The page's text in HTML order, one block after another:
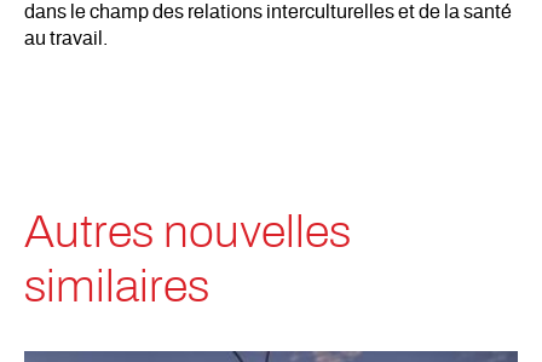
dans le champ des relations interculturelles et de la santé
au travail.
Autres nouvelles
similaires